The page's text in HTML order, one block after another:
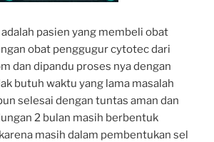
pasien yang membeli obat
obat penggugur cytotec dari
dan dipandu proses nya dengan
butuh waktu yang lama masalah
selesai dengan tuntas aman dan
2 bulan masih berbentuk
masih dalam pembentukan sel